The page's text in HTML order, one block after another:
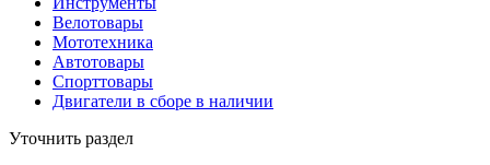
Велотовары
Мототехника
Автотовары
Спорттовары
Двигатели в сборе в наличии
Уточнить раздел